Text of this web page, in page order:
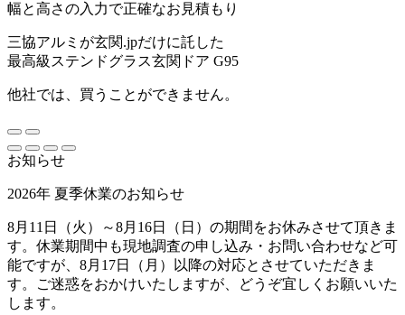
幅と高さの入力で正確なお見積もり
三協アルミが玄関.jpだけに託した
最高級ステンドグラス玄関ドア G95
他社では、買うことができません。
お知らせ
2026年 夏季休業のお知らせ
8月11日（火）～8月16日（日）の期間をお休みさせて頂きま
す。休業期間中も現地調査の申し込み・お問い合わせなど可
能ですが、8月17日（月）以降の対応とさせていただきま
す。ご迷惑をおかけいたしますが、どうぞ宜しくお願いいた
します。